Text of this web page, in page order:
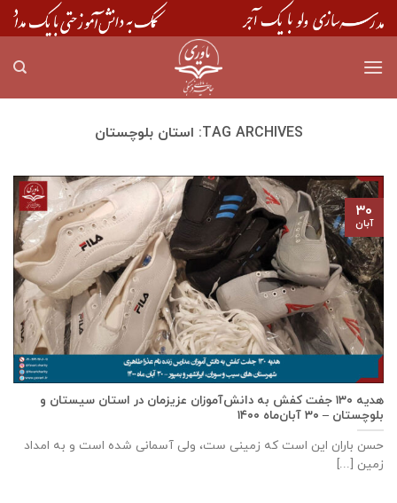
Skip
to
TAG ARCHIVES: استان بلوچستان
هدیه ۱۳۰ جفت کفش به دانش‌آموزان عزیزمان در استان سیستان و
بلوچستان – ۳۰ آبان‌ماه ۱۴۰۰
حسن باران این است که زمینی ست، ولی آسمانی شده است و به امداد
زمین [...]
۳۰
آبان